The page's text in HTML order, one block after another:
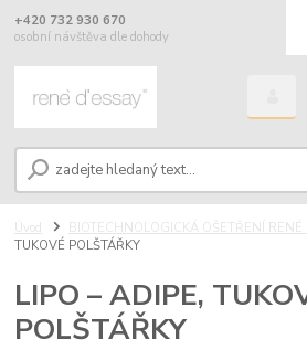
+420 732 930 670
osobní návštěva dle dohody
Úvod BIOTECHNOLOGICKÁ OŠETŘENÍ RENÉ
TUKOVÉ POLŠTÁŘKY
LIPO – ADIPE,
POLŠTÁŘKY